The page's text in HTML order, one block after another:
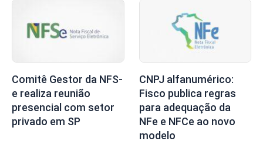
Comitê Gestor da NFS-
e realiza reunião
presencial com setor
privado em SP
CNPJ alfanumérico:
Fisco publica regras
para adequação da
NFe e NFCe ao novo
modelo